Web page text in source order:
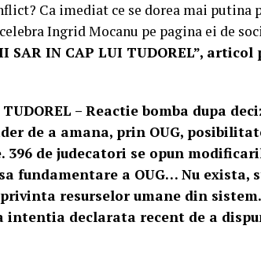
Ca imediat ce se dorea mai putina
Ingrid Mocanu pe pagina ei de
SAR IN CAP LUI TUDOREL”,
– Reactie bomba dupa
de a amana, prin OUG,
396 de judecatori se opun
fundamentare a OUG… Nu exista,
resurselor umane din
declarata recent de a